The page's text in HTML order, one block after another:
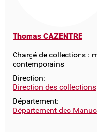
Thomas CAZENTRE
Chargé de collections :
contemporains
Direction:
Direction des collections
Département:
Département des